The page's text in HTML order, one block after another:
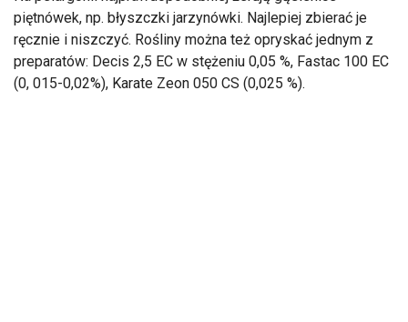
piętnówek, np. błyszczki jarzynówki. Najlepiej zbierać je
ręcznie i niszczyć. Rośliny można też opryskać jednym z
preparatów: Decis 2,5 EC w stężeniu 0,05 %, Fastac 100 EC
(0, 015-0,02%), Karate Zeon 050 CS (0,025 %).